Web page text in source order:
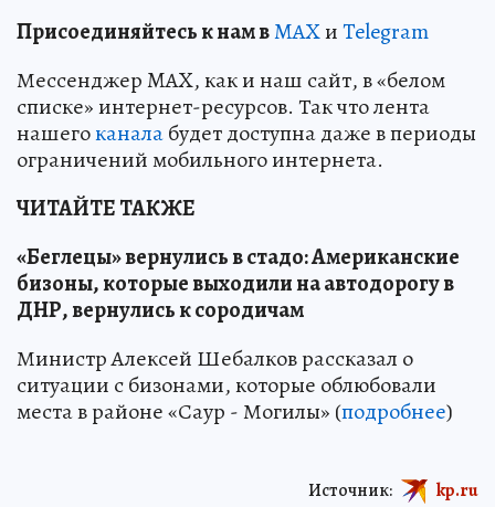
Присоединяйтесь к нам вMAXиTelegram
Мессенджер MAX, как и наш сайт, в «белом
списке» интернет-ресурсов. Так что лента
нашегоканалабудет доступна даже в периоды
ограничений мобильного интернета.
ЧИТАЙТЕ ТАКЖЕ
«Беглецы» вернулись в стадо: Американские
бизоны, которые выходили на автодорогу в
ДНР, вернулись к сородичам
Министр Алексей Шебалков рассказал о
ситуации с бизонами, которые облюбовали
места в районе «Саур - Могилы» (подробнее)
Источник: kp.ru